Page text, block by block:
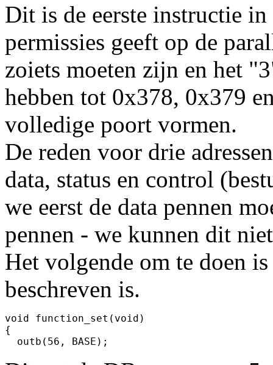
Dit is de eerste instructie
permissies geeft op de
zoiets moeten zijn en het
hebben tot 0x378, 0x379
volledige poort vormen.
De reden voor drie
data, status en control
we eerst de data pennen
pennen - we kunnen dit
Het volgende om te doen
beschreven is.
void function_set(void)
{
  outb(56, BASE);